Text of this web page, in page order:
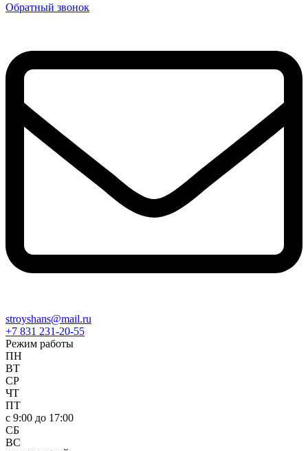
Обратный звонок
stroyshans@mail.ru
+7 831 231-20-55
Режим работы
ПН
ВТ
СР
ЧТ
ПТ
c 9:00 до 17:00
СБ
ВС